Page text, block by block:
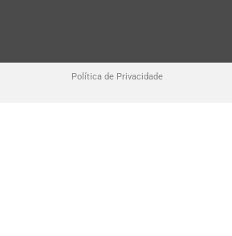
Política de Privacidade